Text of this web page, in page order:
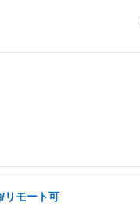
リモート可